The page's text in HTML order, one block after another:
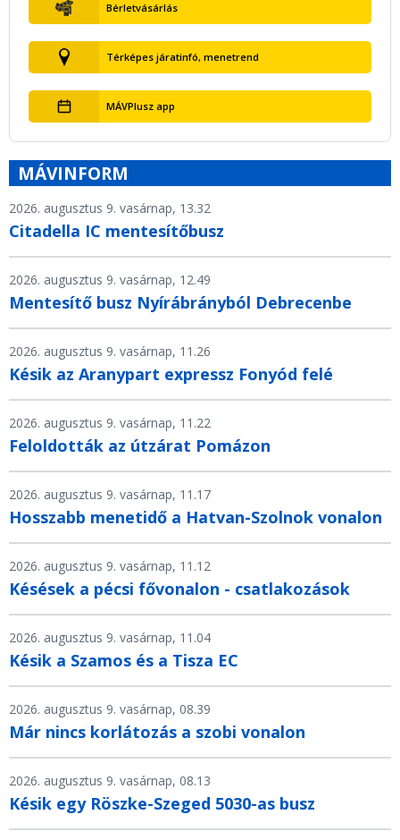
Bérletvásárlás
Térképes járatinfó, menetrend
MÁVPlusz app
MÁVINFORM
2026. augusztus 9. vasárnap, 13.32
Citadella IC mentesítőbusz
2026. augusztus 9. vasárnap, 12.49
Mentesítő busz Nyírábrányból Debrecenbe
2026. augusztus 9. vasárnap, 11.26
Késik az Aranypart expressz Fonyód felé
2026. augusztus 9. vasárnap, 11.22
Feloldották az útzárat Pomázon
2026. augusztus 9. vasárnap, 11.17
Hosszabb menetidő a Hatvan-Szolnok vonalon
2026. augusztus 9. vasárnap, 11.12
Késések a pécsi fővonalon - csatlakozások
2026. augusztus 9. vasárnap, 11.04
Késik a Szamos és a Tisza EC
2026. augusztus 9. vasárnap, 08.39
Már nincs korlátozás a szobi vonalon
2026. augusztus 9. vasárnap, 08.13
Késik egy Röszke-Szeged 5030-as busz